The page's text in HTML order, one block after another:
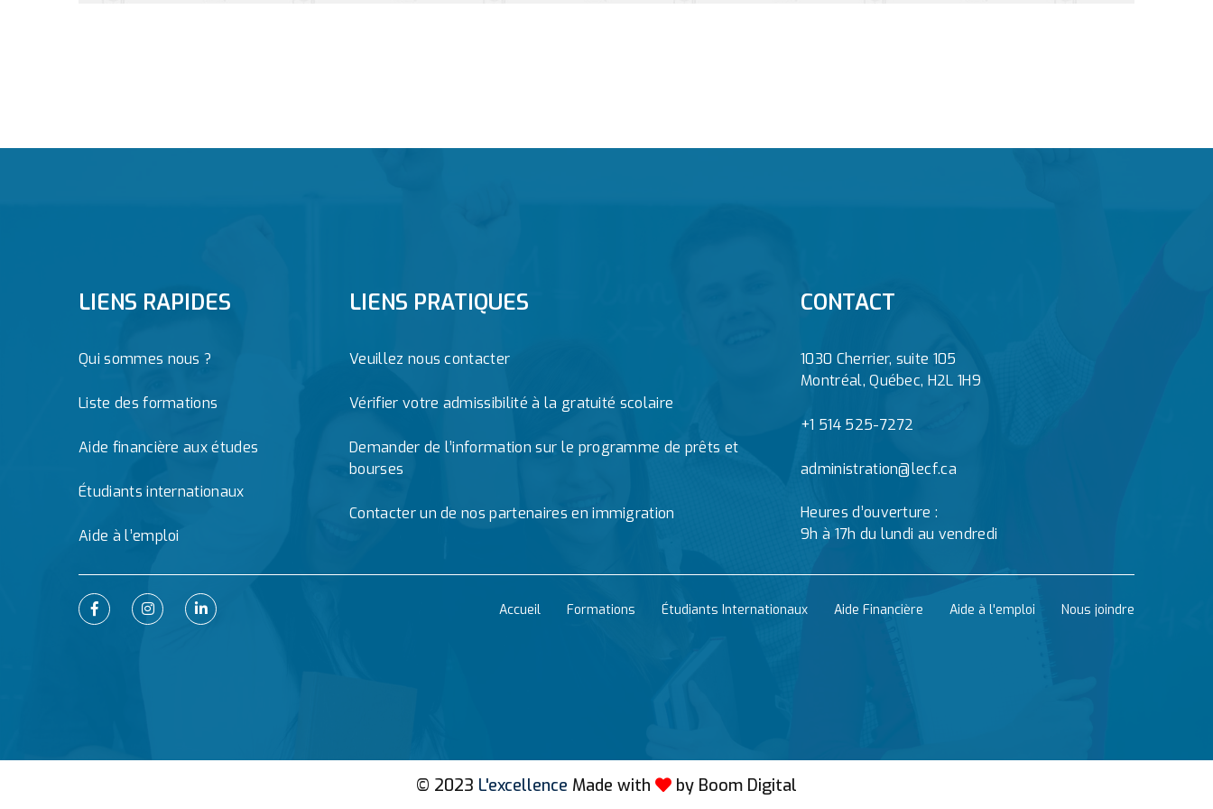
LIENS RAPIDES
Qui sommes nous ?
Liste des formations
Aide financière aux études
Étudiants internationaux
Aide à l’emploi
LIENS PRATIQUES
Veuillez nous contacter
Vérifier votre admissibilité à la gratuité scolaire
Demander de l’information sur le programme de prêts et
bourses
Contacter un de nos partenaires en immigration
CONTACT
1030 Cherrier, suite 105
Montréal, Québec, H2L 1H9
+1 514 525-7272
administration@lecf.ca
Heures d’ouverture :
9h à 17h du lundi au vendredi
Accueil Formations Étudiants Internationaux Aide Financière Aide à l'emploi Nous joindre
© 2023 L'excellence Made with by Boom Digital